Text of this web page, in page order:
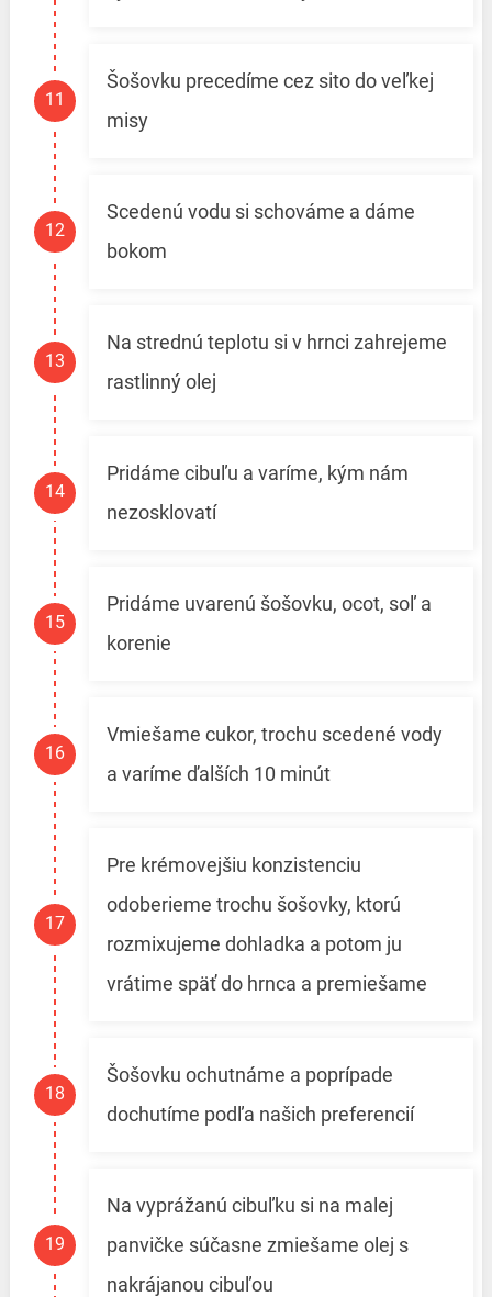
Šošovku precedíme cez sito do veľkej
misy
Scedenú vodu si schováme a dáme
bokom
Na strednú teplotu si v hrnci zahrejeme
rastlinný olej
Pridáme cibuľu a varíme, kým nám
nezosklovatí
Pridáme uvarenú šošovku, ocot, soľ a
korenie
Vmiešame cukor, trochu scedené vody
a varíme ďalších 10 minút
Pre krémovejšiu konzistenciu
odoberieme trochu šošovky, ktorú
rozmixujeme dohladka a potom ju
vrátime späť do hrnca a premiešame
Šošovku ochutnáme a poprípade
dochutíme podľa našich preferencií
Na vyprážanú cibuľku si na malej
panvičke súčasne zmiešame olej s
nakrájanou cibuľou